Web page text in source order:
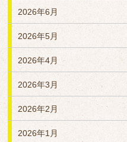
2026年6月
2026年5月
2026年4月
2026年3月
2026年2月
2026年1月